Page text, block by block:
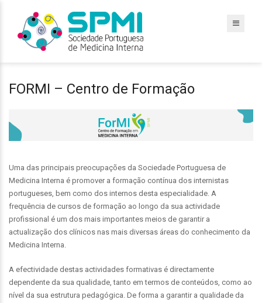
FORMI – Centro de Formação
Uma das principais preocupações da Sociedade Portuguesa de
Medicina Interna é promover a formação contínua dos internistas
portugueses, bem como dos internos desta especialidade. A
frequência de cursos de formação ao longo da sua actividade
profissional é um dos mais importantes meios de garantir a
actualização dos clínicos nas mais diversas áreas do conhecimento da
Medicina Interna.
A efectividade destas actividades formativas é directamente
dependente da sua qualidade, tanto em termos de conteúdos, como ao
nível da sua estrutura pedagógica. De forma a garantir a qualidade da